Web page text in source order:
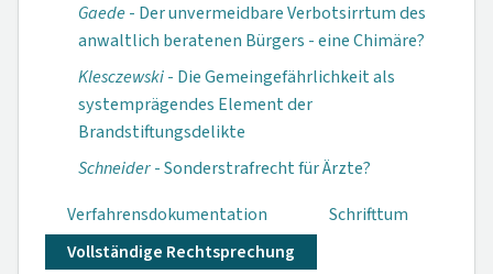
Gaede- Der unvermeidbare Verbotsirrtum des
anwaltlich beratenen Bürgers - eine Chimäre?
Klesczewski- Die Gemeingefährlichkeit als
systemprägendes Element der
Brandstiftungsdelikte
Schneider- Sonderstrafrecht für Ärzte?
Verfahrensdokumen­tation
Schrifttum
Vollständige Rechtsprechung